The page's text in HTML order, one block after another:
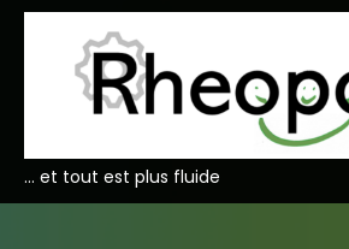
… et tout est plus fluide